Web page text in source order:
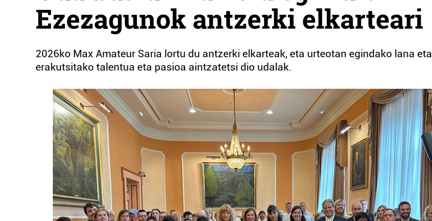
Ezezagunok antzerki elkarteari
2026ko Max Amateur Saria lortu du antzerki elkarteak, eta urteotan egindako lana eta
erakutsitako talentua eta pasioa aintzatetsi dio udalak.